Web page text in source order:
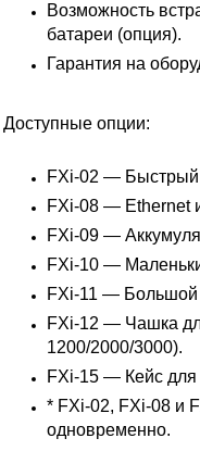
Возможность
батареи (опция).
Гарантия на
Доступные опции:
FXi-02 — Быстрый
FXi-08 — Ethernet
FXi-09 —
FXi-10 —
FXi-11 — Большой
FXi-12 — Чашка
1200/2000/3000).
FXi-15 — Кейс для
* FXi-02, FXi-08 и
одновременно.